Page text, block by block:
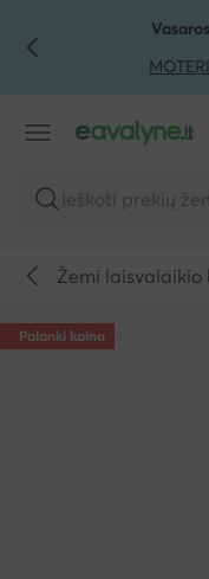
PEREITI PRIE
PEREITI Į PAIEŠKĄ
Ieškoti prekių
Žemi laisvalaikio
Palanki kaina